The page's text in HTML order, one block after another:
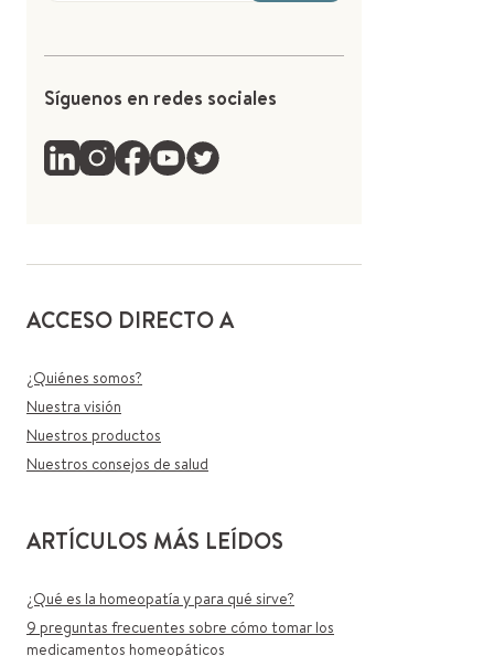
Síguenos en redes sociales
ACCESO DIRECTO A
¿Quiénes somos?
Nuestra visión
Nuestros productos
Nuestros consejos de salud
ARTÍCULOS MÁS LEÍDOS
¿Qué es la homeopatía y para qué sirve?
9 preguntas frecuentes sobre cómo tomar los
medicamentos homeopáticos